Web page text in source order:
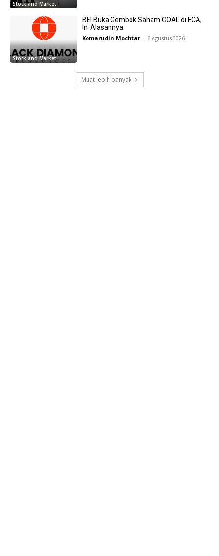
Stock and Market
Stock and Market
BEI Buka Gembok Saham COAL di FCA,
Ini Alasannya
Komarudin Mochtar - 6 Agustus 2026
Muat lebih banyak